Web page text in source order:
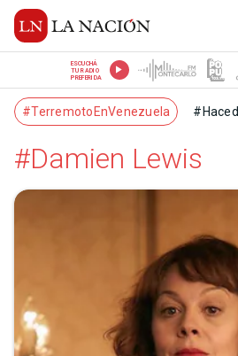
ESCUCHÁ
TU RADIO
PREFERIDA
#TerremotoEnVenezuela
#Damien Lewis